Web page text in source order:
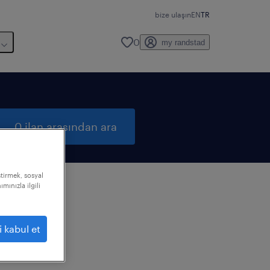
bize ulaşınENTR
0 my randstad
0 ilan arasından ara
sosyal
ilgili
kabul et